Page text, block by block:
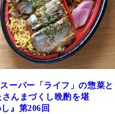
ーパー「ライフ」の惣菜と
んまづくし晩酌を堪
』第206回